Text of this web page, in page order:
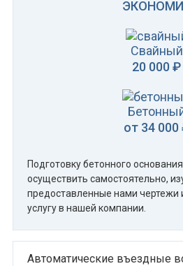
Свайный
20 000 ₽
от 34 000
Подготовку бетонного
осуществить самостоятельно,
предоставленные нами чертежи
услугу в нашей компании.
Автоматические въездные